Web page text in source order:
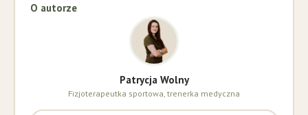
O autorze
Patrycja Wolny
Fizjoterapeutka sportowa, trenerka medyczna